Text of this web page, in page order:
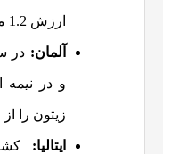
ارزش 1.2 میلیون دلار صادر کرده است.
آلمان:
زیتون را
ایتالیا: